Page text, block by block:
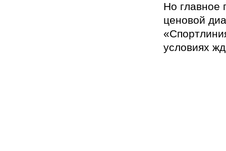
Но главное
ценовой
условиях